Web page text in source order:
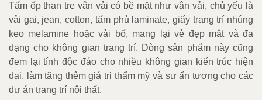
Tấm ốp than tre vân vải có bề mặt như vân vải, chủ yếu là
vải gai, jean, cotton, tấm phủ laminate, giấy trang trí nhúng
keo melamine hoặc vải bố, mang lại vẻ đẹp mắt và đa
dạng cho không gian trang trí. Dòng sản phẩm này cũng
đem lại tính độc đáo cho nhiều không gian kiến trúc hiện
đại, làm tăng thêm giá trị thẩm mỹ và sự ấn tượng cho các
dự án trang trí nội thất.